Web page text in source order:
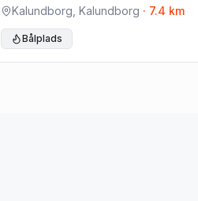
Kalundborg Kalundborg · 7.4 km
Bålplads